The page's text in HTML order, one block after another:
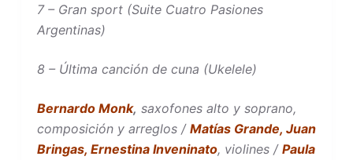
7 – Gran sport (Suite Cuatro Pasiones
Argentinas)
8 – Última canción de cuna (Ukelele)
Bernardo Monk, saxofones alto y soprano,
composición y arreglos / Matías Grande, Juan
Bringas, Ernestina Inveninato, violines / Paula